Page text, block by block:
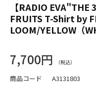
【RADIO
FRUITS T-Shirt by
LOOM/YELLOW（
7,700円
商品コード
A3131803